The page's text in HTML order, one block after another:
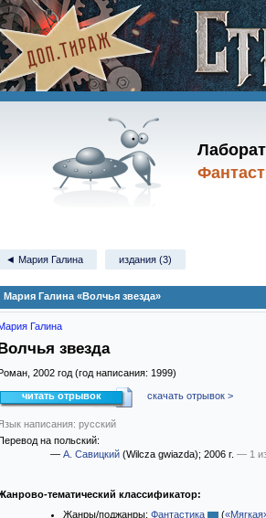
◄ Мария Галина издания (3)
Мария Галина «Волчья звезда»
Галина
звезда
2002 год (год написания: 1999)
читать отрывок скачать отрывок >
написания: русский
на польский:
— А. Савицкий (Wilcza gwiazda); 2006 г. — 1
тематический классификатор:
Жанры/поджанры: Фантастика (